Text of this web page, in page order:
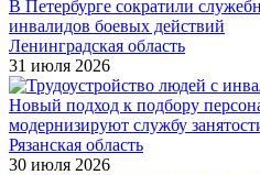
В Петербурге сократили
инвалидов боевых действий
Ленинградская область
31 июля 2026
Новый подход к подбору
модернизируют службу
Рязанская область
30 июля 2026